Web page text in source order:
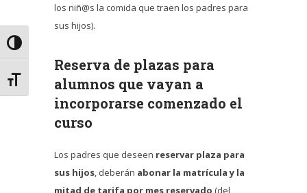
Alternar alto contraste
Alternar tamaño de letra
los niñ@s la comida que traen los padres para
sus hijos).
Reserva de plazas para
alumnos que vayan a
incorporarse comenzado el
curso
Los padres que deseen reservar plaza para
sus hijos , deberán abonar la matrícula y la
mitad de tarifa por mes reservado (del